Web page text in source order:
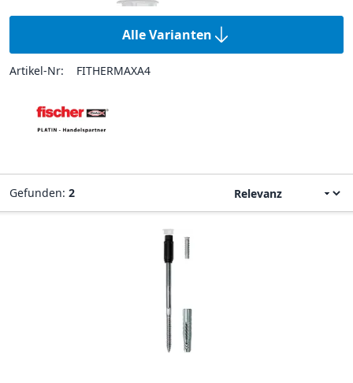
Alle Varianten
Artikel-Nr: FITHERMAXA4
Gefunden: 2